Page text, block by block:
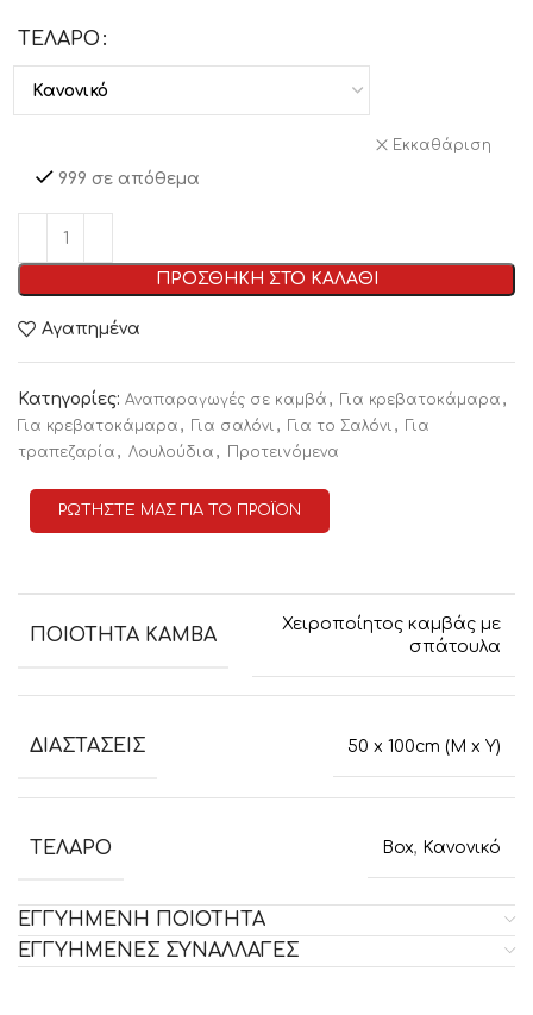
ΤΕΛΑΡΟ
Εκκαθάριση
999 σε απόθεμα
ΠΡΟΣΘΗΚΗ ΣΤΟ ΚΑΛΑΘΙ
Αγαπημένα
Κατηγορίες: Αναπαραγωγές σε καμβά , Για κρεβατοκάμαρα ,
Για κρεβατοκάμαρα , Για σαλόνι , Για το Σαλόνι ,
Για
τραπεζαρία , Λουλούδια , Προτειvόμενα
ΡΩΤΗΣΤΕ ΜΑΣ ΓΙΑ ΤΟ ΠΡΟΪΟΝ
ΠΟΙΟΤΗΤΑ ΚΑΜΒΑ
Χειροποίητος καμβάς με
σπάτουλα
ΔΙΑΣΤΑΣΕΙΣ 50 x 100cm (M x Y)
ΤΕΛΑΡΟ Box, Κανονικό
ΕΓΓΥΗΜΕΝΗ ΠΟΙΟΤΗΤΑ
ΕΓΓΥΗΜΕΝΕΣ ΣΥΝΑΛΛΑΓΕΣ